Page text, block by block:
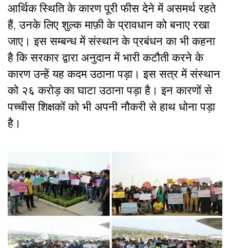
आर्थिक स्थिति के कारण पूरी फीस देने में असमर्थ रहते
हैं, उनके लिए शुल्क माफ़ी के प्रावधान को बनाए रखा
जाए। इस सम्बन्ध में संस्थान के प्रबंधन का भी कहना
है कि सरकार द्वारा अनुदान में भारी कटौती करने के
कारण उन्हें यह कदम उठाना पड़ा। इस सत्र में संस्थान
को २६ करोड़ का घाटा उठाना पड़ा है। इन कारणों से
पच्चीस शिक्षकों को भी अपनी नौकरी से हाथ धोना पड़ा
है।